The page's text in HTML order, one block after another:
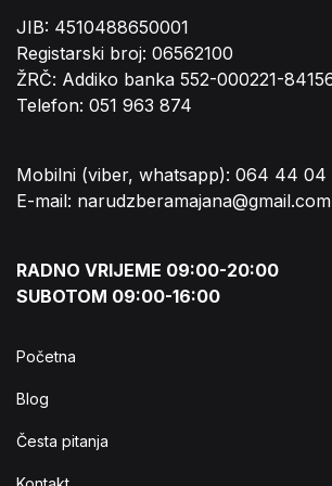
JIB: 4510488650001
Registarski broj: 06562100
ŽRČ: Addiko banka 552-000221-
Telefon: 051 963 874
Mobilni (viber, whatsapp): 064 44 04
E-mail: narudzberamajana@gmail.com
RADNO VRIJEME 09:00-20:00
SUBOTOM 09:00-16:00
Početna
Blog
Česta pitanja